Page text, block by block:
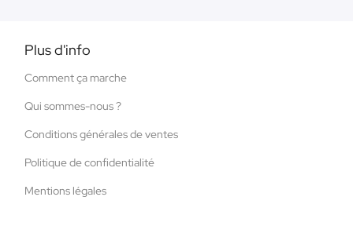
Plus d'info
Comment ça marche
Qui sommes-nous ?
Conditions générales de ventes
Politique de confidentialité
Mentions légales